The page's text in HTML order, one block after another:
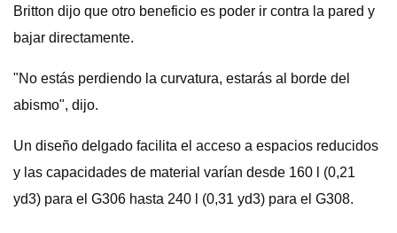
Britton dijo que otro beneficio es poder ir contra la pared y
bajar directamente.
"No estás perdiendo la curvatura, estarás al borde del
abismo", dijo.
Un diseño delgado facilita el acceso a espacios reducidos
y las capacidades de material varían desde 160 l (0,21
yd3) para el G306 hasta 240 l (0,31 yd3) para el G308.